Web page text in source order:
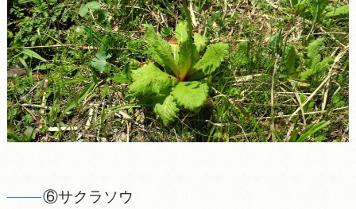
⑥サクラソウ